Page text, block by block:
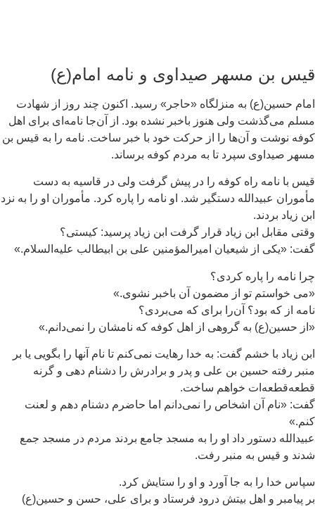
بن مسهر صیداوی و نامه امام(ع)
حسین(ع) به منزلگاه «حاجر» رسید. اکنون چند روز از شهادت
می‌گذشت ولی هنوز باخبر نشده بود. از آن‌جا نامه‌ای برای اهل
نوشت و آن‌ها را از حرکت خود با خبر ساخت. نامه را به قیس بن
صیداوی سپرد تا به مردم کوفه برساند.
با نامه راه کوفه را در پیش گرفت ولی در قاسیه به دست
عبیدالله دستگیر شد. او نامه را پاره کرد. مأموران او را به نزد
زیاد بردند.
مقابل ابن زیاد قرار گرفت ابن زیاد پرسید: کیستی؟
«یکی از شیعیان امیرالمؤمنین علی بن ابیطالب علیه‌السلام.»
نامه را پاره کردی؟
خواستم تو از مضمون آن باخبر نشوی.»
از که بود؟ آن‌را برای که می‌بردی؟
حسین(ع) به گروهی از اهل کوفه که نامشان را نمی‌دانم.»
زیاد با خشم گفت: به خدا رهایت نمی‌کنم تا نام آنها را بگویی یا بر
رفته حسین بن علی و پدر و برادرش را دشنام دهی و گرنه
خواهم ساخت.
«نام آن اشخاص را نمی‌دانم اما حاضرم دشنام دهم و لعنت
دستور داد او را به مسجد جامع بردند مردم در مسجد جمع
و قیس به منبر رفت.
خدا را به جا آورد و او را ستایش کرد.
پیامبر و اهل بیتش درود فرستاد و برای علی، حسن و حسین(ع)